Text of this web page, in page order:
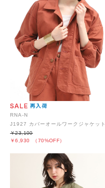
RNA-N
J1927 カバーオールワークジャケット
￥6,930 （70%OFF）
￥23,100